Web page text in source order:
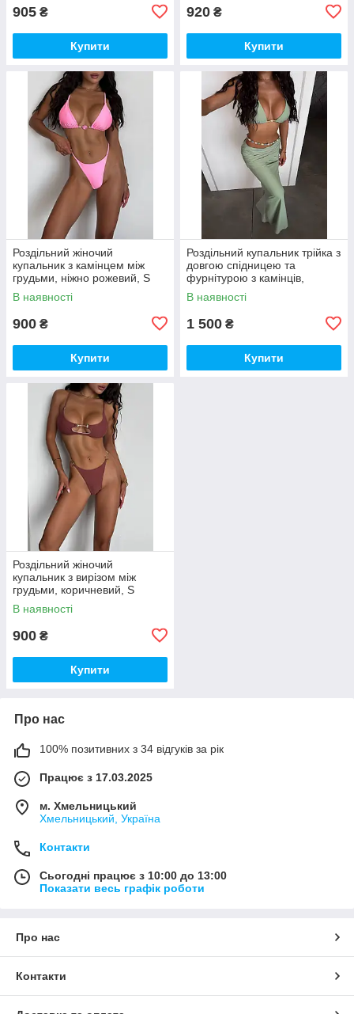
905 ₴
Купити
920 ₴
Купити
Роздільний жіночий
купальник з камінцем між
грудьми, ніжно рожевий, S
В наявності
900 ₴
Купити
Роздільний купальник трійка з
довгою спідницею та
фурнітурою з камінців,
фісташка, S
В наявності
1 500 ₴
Купити
Роздільний жіночий
купальник з вирізом між
грудьми, коричневий, S
В наявності
900 ₴
Купити
Про нас
100% позитивних з 34 відгуків за рік
Працює з 17.03.2025
м. Хмельницький
Хмельницький, Україна
Контакти
Сьогодні працює з 10:00 до 13:00
Показати весь графік роботи
Про нас
Контакти